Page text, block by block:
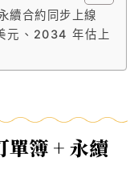
續合約同步上線
元、2034 年估上
單簿 + 永續